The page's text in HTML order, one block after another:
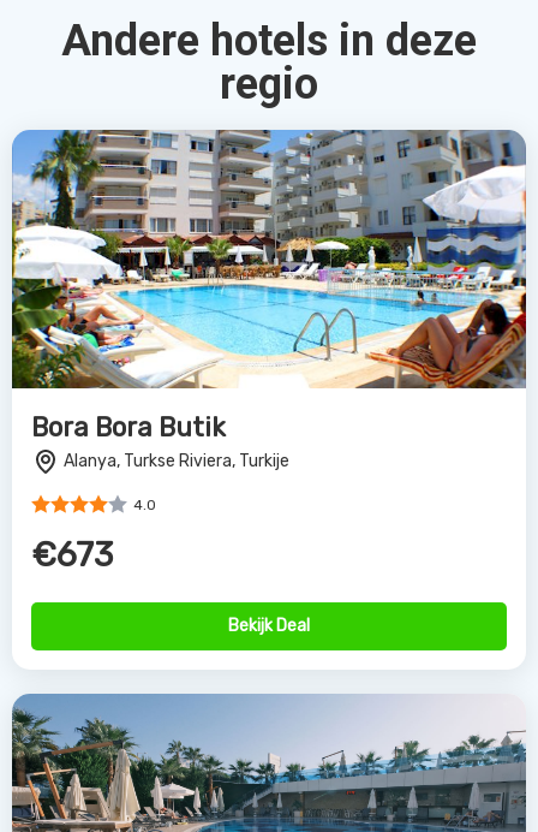
Andere hotels in deze
regio
Bora Bora Butik
Alanya, Turkse Riviera, Turkije
4.0
€673
Bekijk Deal